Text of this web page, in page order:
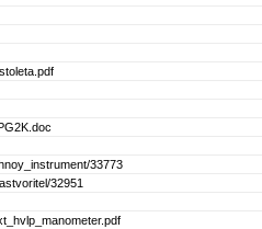
33773
32951